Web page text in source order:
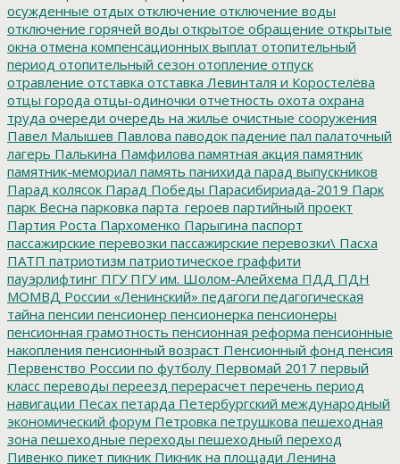
осужденные отдых отключение отключение воды
отключение горячей воды открытое обращение открытые
окна отмена компенсационных выплат отопительный
период отопительный сезон отопление отпуск
отравление отставка отставка Левинталя и Коростелёва
отцы города отцы-одиночки отчетность охота охрана
труда очереди очередь на жилье очистные сооружения
Павел Малышев Павлова паводок падение пал палаточный
лагерь Палькина Памфилова памятная акция памятник
памятник-мемориал память панихида парад выпускников
Парад колясок Парад Победы Парасибириада-2019 Парк
парк Весна парковка парта_героев партийный проект
Партия Роста Пархоменко Парыгина паспорт
пассажирские перевозки пассажирские перевозки\ Пасха
ПАТП патриотизм патриотическое граффити
пауэрлифтинг ПГУПГУ им. Шолом-Алейхема ПДД ПДН
МОМВД России «Ленинский» педагоги педагогическая
тайна пенсии пенсионер пенсионерка пенсионеры
пенсионная грамотность пенсионная реформа пенсионные
накопления пенсионный возраст Пенсионный фонд пенсия
Первенство России по футболу Первомай 2017 первый
класс переводы переезд перерасчет перечень период
навигации Песах петарда Петербургский международный
экономический форум Петровка петрушкова пешеходная
зона пешеходные переходы пешеходный переход
Пивенко пикет пикник Пикник на площади Ленина